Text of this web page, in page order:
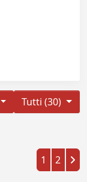
Tutti (30)
1 2